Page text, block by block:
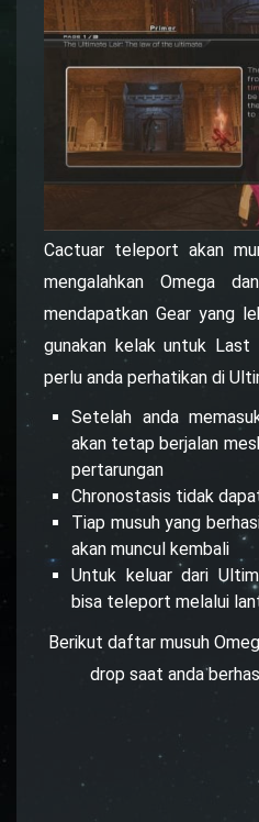
Cactuar teleport akan
mengalahkan Omega
mendapatkan Gear yang
gunakan kelak untuk Last
perlu anda perhatikan di
Setelah anda
akan tetap berjalan
pertarungan
Chronostasis tidak
Tiap musuh yang
akan muncul kembali
Untuk keluar dari
bisa teleport melalui
Berikut daftar musuh
drop saat anda